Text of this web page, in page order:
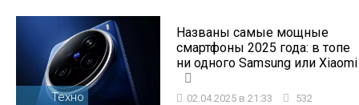
Техно
Названы самые мощные
смартфоны 2025 года: в топе
ни одного Samsung или Xiaomi
02.04.2025 в 21:33 532